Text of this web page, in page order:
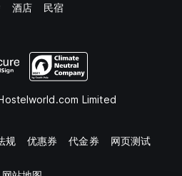
酒店 民宿
Limited
规 优惠券 代金券 网页测试